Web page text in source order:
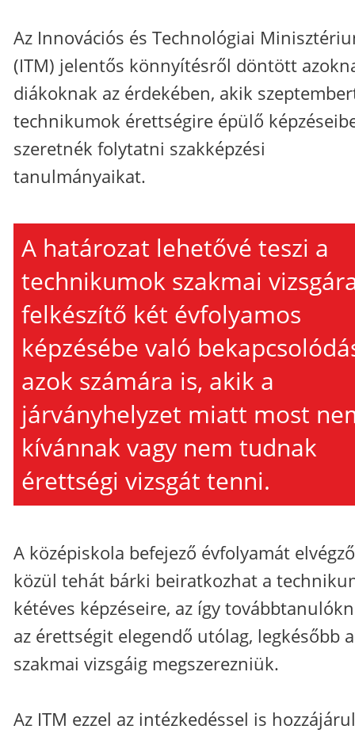
Az Innovációs és Technológiai
(ITM) jelentős könnyítésről döntött
diákoknak az érdekében, akik
technikumok érettségire épülő
szeretnék folytatni szakképzési
tanulmányaikat.
A határozat lehetővé teszi a
technikumok szakmai
felkészítő két évfolyamos
képzésébe való
azok számára is, akik a
járványhelyzet miatt most
kívánnak vagy nem tudnak
érettségi vizsgát tenni.
A középiskola befejező évfolyamát
közül tehát bárki beiratkozhat a
kétéves képzéseire, az így
az érettségit elegendő utólag, legkésőbb a
szakmai vizsgáig megszerezniük.
Az ITM ezzel az intézkedéssel is hozzájárul